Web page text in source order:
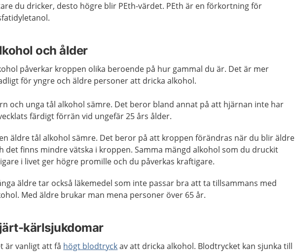
du dricker, desto högre blir PEth-värdet. PEth är en förkortning för
och ålder
påverkar kroppen olika beroende på hur gammal du är. Det är mer
för yngre och äldre personer att dricka alkohol.
och unga tål alkohol sämre. Det beror bland annat på att hjärnan inte har
färdigt förrän vid ungefär 25 års ålder.
äldre tål alkohol sämre. Det beror på att kroppen förändras när du blir äldre
det finns mindre vätska i kroppen. Samma mängd alkohol som du druckit
i livet ger högre promille och du påverkas kraftigare.
äldre tar också läkemedel som inte passar bra att ta tillsammans med
Med äldre brukar man mena personer över 65 år.
kärlsjukdomar
är vanligt att få högt blodtryckav att dricka alkohol. Blodtrycket kan sjunka till